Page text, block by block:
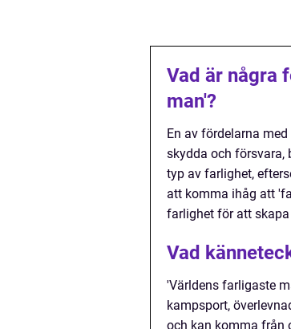
Vad är några
man'?
En av fördelarna
skydda och försvara,
typ av farlighet,
att komma ihåg att
farlighet för att
Vad
'Världens farligaste
kampsport,
och kan komma från